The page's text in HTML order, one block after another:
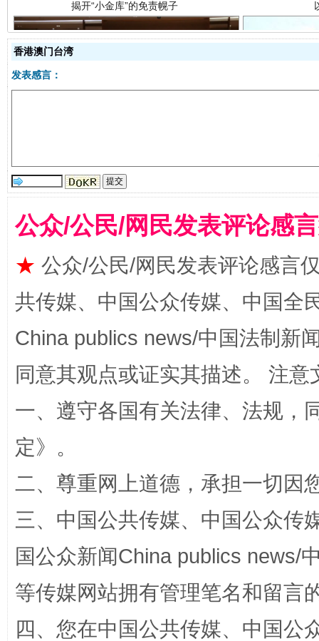
全民健身五年计划来了！等你上场
阿坝州三大球赛在茂县开幕 规模
香港澳门台湾
发表感言：
公众/公民/网民发表评论感
★ 公众/公民/网民发表评论感言
共传媒、中国公众传媒、中国全
China publics news/中国法制新
同意其观点或证实其描述。 注
一、遵守各国有关法律、法规，
定》。
二、尊重网上道德，承担一切因
三、中国公共传媒、中国公众传
国公众新闻China publics news/
等传媒网站拥有管理笔名和留言
四、您在中国公共传媒、中国公